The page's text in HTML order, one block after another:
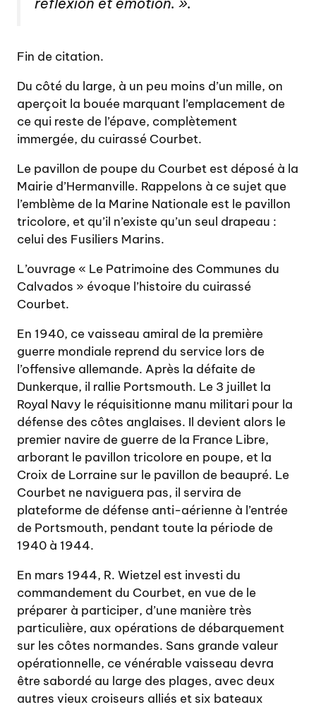
Fin de citation.
Du côté du large, à un peu moins d’un mille, on
aperçoit la bouée marquant l’emplacement de
ce qui reste de l’épave, complètement
immergée, du cuirassé Courbet.
Le pavillon de poupe du Courbet est déposé à la
Mairie d’Hermanville. Rappelons à ce sujet que
l’emblème de la Marine Nationale est le pavillon
tricolore, et qu’il n’existe qu’un seul drapeau :
celui des Fusiliers Marins.
L’ouvrage « Le Patrimoine des Communes du
Calvados » évoque l’histoire du cuirassé
Courbet.
En 1940, ce vaisseau amiral de la première
guerre mondiale reprend du service lors de
l’offensive allemande. Après la défaite de
Dunkerque, il rallie Portsmouth. Le 3 juillet la
Royal Navy le réquisitionne manu militari pour la
défense des côtes anglaises. Il devient alors le
premier navire de guerre de la France Libre,
arborant le pavillon tricolore en poupe, et la
Croix de Lorraine sur le pavillon de beaupré. Le
Courbet ne naviguera pas, il servira de
plateforme de défense anti-aérienne à l’entrée
de Portsmouth, pendant toute la période de
1940 à 1944.
En mars 1944, R. Wietzel est investi du
commandement du Courbet, en vue de le
préparer à participer, d’une manière très
particulière, aux opérations de débarquement
sur les côtes normandes. Sans grande valeur
opérationnelle, ce vénérable vaisseau devra
être sabordé au large des plages, avec deux
autres vieux croiseurs alliés et six bateaux